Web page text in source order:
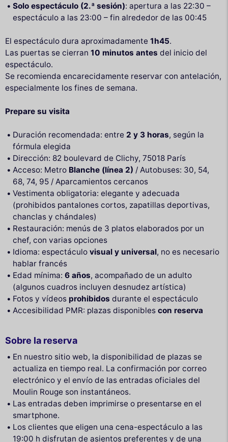
Solo espectáculo (2.ª sesión): apertura a las 22:30 –
espectáculo a las 23:00 – fin alrededor de las 00:45
El espectáculo dura aproximadamente 1h45.
Las puertas se cierran 10 minutos antes del inicio del
espectáculo.
Se recomienda encarecidamente reservar con antelación,
especialmente los fines de semana.
Prepare su visita
Duración recomendada: entre 2 y 3 horas, según la
fórmula elegida
Dirección: 82 boulevard de Clichy, 75018 París
Acceso: Metro Blanche (línea 2) / Autobuses: 30, 54,
68, 74, 95 / Aparcamientos cercanos
Vestimenta obligatoria: elegante y adecuada
(prohibidos pantalones cortos, zapatillas deportivas,
chanclas y chándales)
Restauración: menús de 3 platos elaborados por un
chef, con varias opciones
Idioma: espectáculovisual y universal, no es necesario
hablar francés
Edad mínima:6 años, acompañado de un adulto
(algunos cuadros incluyen desnudez artística)
Fotos y vídeos prohibidos durante el espectáculo
Accesibilidad PMR: plazas disponiblescon reserva
Sobre la reserva
En nuestro sitio web, la disponibilidad de plazas se
actualiza en tiempo real. La confirmación por correo
electrónico y el envío de las entradas oficiales del
Moulin Rouge son instantáneos.
Las entradas deben imprimirse o presentarse en el
smartphone.
Los clientes que eligen una cena-espectáculo a las
19:00 h disfrutan de asientos preferentes y de una